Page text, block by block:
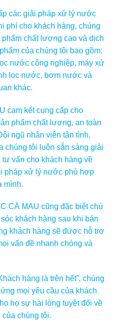
các giải pháp xử lý nước
phí cho khách hàng, chúng
chất lượng cao và dịch
của chúng tôi bao gồm:
nước công nghiệp, máy xử
lọc nước, bơm nước và
khác.
cam kết cung cấp cho
phẩm chất lượng, an toàn
ngũ nhân viên tận tình,
chúng tôi luôn sẵn sàng giải
tư vấn cho khách hàng về
pháp xử lý nước phù hợp
mình.
CÀ MAU cũng đặc biệt chú
khách hàng sau khi bán
khách hàng sẽ được hỗ trợ
vấn đề nhanh chóng và
hàng là trên hết”, chúng
mọi yêu cầu của khách
họ sự hài lòng tuyệt đối về
chúng tôi.